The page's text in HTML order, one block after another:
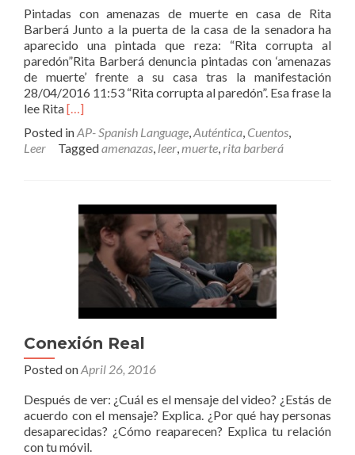
Pintadas con amenazas de muerte en casa de Rita
Barberá Junto a la puerta de la casa de la senadora ha
aparecido una pintada que reza: “Rita corrupta al
paredón”Rita Barberá denuncia pintadas con ‘amenazas
de muerte’ frente a su casa tras la manifestación
28/04/2016 11:53 “Rita corrupta al paredón”. Esa frase la
lee RitaRead
about
Rita
Amenazas
de
muerte
[…]
Posted inAP- Spanish Language Auténtica Cuentos
Leer
Taggedamenazas leer muerte rita barberá
Conexión Real
Posted onApril 26, 2016
Después de ver: ¿Cuál es el mensaje del video? ¿Estás de
acuerdo con el mensaje? Explica. ¿Por qué hay personas
desaparecidas? ¿Cómo reaparecen? Explica tu relación
con tu móvil.